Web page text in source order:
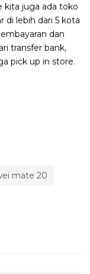
kita juga ada toko
di lebih dari 5 kota
dan
transfer bank,
pick up in store.
mate 20